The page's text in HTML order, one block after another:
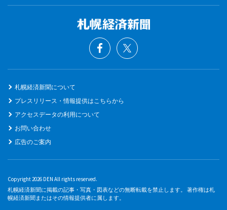
札幌経済新聞について
プレスリリース・情報提供はこちらから
アクセスデータの利用について
お問い合わせ
広告のご案内
Copyright 2026 DEN All rights reserved.
札幌経済新聞に掲載の記事・写真・図表などの無断転載を禁止します。 著作権は札
幌経済新聞またはその情報提供者に属します。